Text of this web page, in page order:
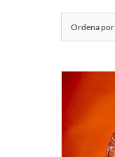
Ordena por